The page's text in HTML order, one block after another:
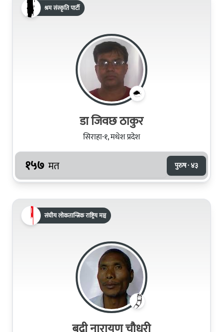
श्रम संस्कृति पार्टी
डा जिवछ ठाकुर
सिराहा-१, मधेश प्रदेश
१५७ मत पुरुष · ४३
संघीय लोकतान्त्रिक राष्ट्रिय मञ्च